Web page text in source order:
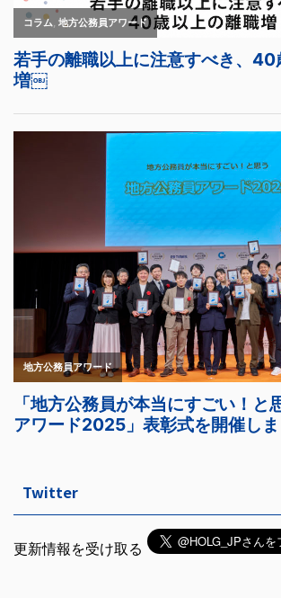
Twitter
更新情報を受け取る